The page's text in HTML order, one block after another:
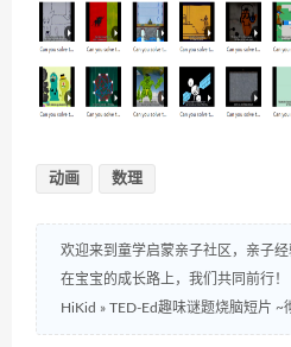
动画 数理
欢迎来到童学启蒙亲子社区，亲子
在宝宝的成长路上，我们共同前行！
HiKid » TED-Ed趣味谜题烧脑短片 ~